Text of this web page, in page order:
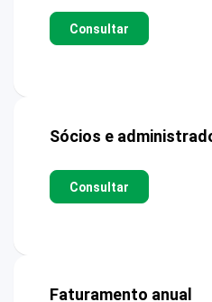
Consultar
Sócios e
Consultar
Faturamento anual